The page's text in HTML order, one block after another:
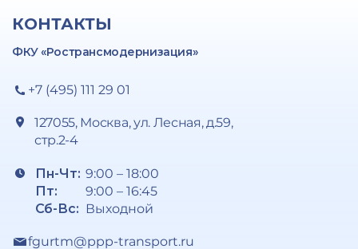
КОНТАКТЫ
ФКУ «Ространсмодернизация»
+7 (495) 111 29 01
127055, Москва, ул. Лесная, д.59,
стр.2-4
Пн-Чт:
Пт:
Сб-Вс:
9:00 – 18:00
9:00 – 16:45
Выходной
fgurtm@ppp-transport.ru